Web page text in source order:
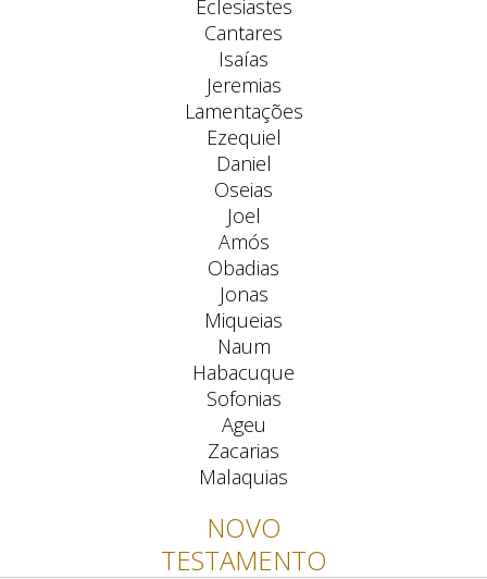
Eclesiastes
Cantares
Isaías
Jeremias
Lamentações
Ezequiel
Daniel
Oseias
Joel
Amós
Obadias
Jonas
Miqueias
Naum
Habacuque
Sofonias
Ageu
Zacarias
Malaquias
NOVO
TESTAMENTO